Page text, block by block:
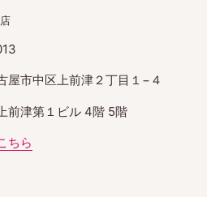
屋市中区上前津２丁目１−４
前津第１ビル 4階 5階
ちら